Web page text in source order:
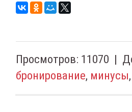
Просмотров: 11070 |
бронирование, минусы,